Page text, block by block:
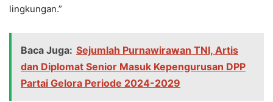
lingkungan.”
Baca Juga: Sejumlah Purnawirawan TNI, Artis
dan Diplomat Senior Masuk Kepengurusan DPP
Partai Gelora Periode 2024-2029